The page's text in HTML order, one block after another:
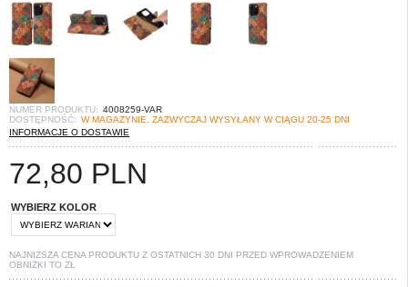
NUMER PRODUKTU: 4008259-VAR
DOSTĘPNOŚĆ: W MAGAZYNIE. ZAZWYCZAJ WYSYŁANY W CIĄGU 20-25 DNI
INFORMACJE O DOSTAWIE
72,80 PLN
WYBIERZ KOLOR
NAJNIŻSZA CENA PRODUKTU Z OSTATNICH 30 DNI PRZED WPROWADZENIEM
OBNIŻKI TO ZŁ